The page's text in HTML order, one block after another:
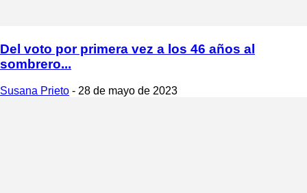
Del voto por primera vez a los 46 años al
sombrero...
Susana Prieto - 28 de mayo de 2023